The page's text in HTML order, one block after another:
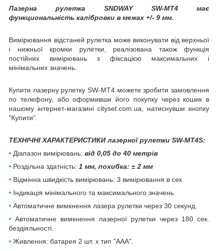
Лазерна рулетка SNDWAY SW-MT4 має
функциональність калібровки в межах +/- 9 мм.
Вимірювання відстаней рулетка може виконувати від верхньої
і нижньої кромки рулетки, реалізована також функція
постійних вимірювань з фіксацією максимальних і
мінімальних значень.
Купити лазерну рулетку SW-MT4 можете зробити замовлення
по телефону, або оформивши його покупку через кошик в
нашому інтернет-магазині cityset.com.ua, натиснувши кнопку
"Купити".
ТЕХНІЧНІ ХАРАКТЕРИСТИКИ лазерної рулетки SW-MT4S:
• Діапазон вимірювань: від 0,05 до 40 метрів
• Роздільна здатність: 1 мм, похибка: ± 2 мм
• Відмінна швидкість вимірювань: 3 вимірювання в сек.
• Індикація мінімального та максимального значень
• Автоматичне вимкнення лазера рулетки через 30 секунд.
• Автоматичне вимкнення лазерної рулетки через 180 сек.
бездіяльності.
• Живлення: батарея 2 шт. x тип "ААА".